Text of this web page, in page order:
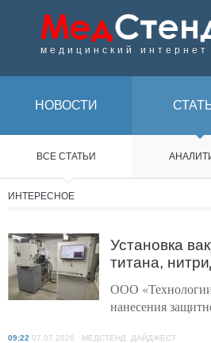
медицинский интернет
НОВОСТИ
ВСЕ СТАТЬИ
ИНТЕРЕСНОЕ
Установка
титана,
ООО «Технологии
нанесения
09:22 07.07.2026 МЕДСТЕНД ДАЙДЖЕСТ